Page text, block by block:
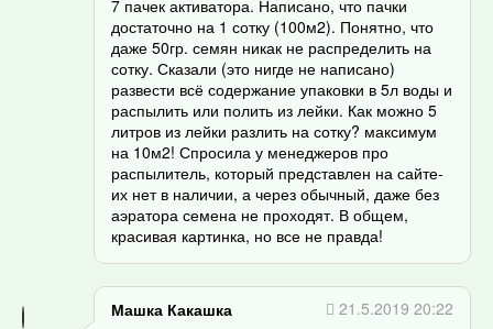
7 пачек активатора. Написано, что пачки
достаточно на 1 сотку (100м2). Понятно, что
даже 50гр. семян никак не распределить на
сотку. Сказали (это нигде не написано)
развести всё содержание упаковки в 5л воды и
распылить или полить из лейки. Как можно 5
литров из лейки разлить на сотку? максимум
на 10м2! Спросила у менеджеров про
распылитель, который представлен на сайте-
их нет в наличии, а через обычный, даже без
аэратора семена не проходят. В общем,
красивая картинка, но все не правда!
Машка Какашка
21.5.2019 20:22